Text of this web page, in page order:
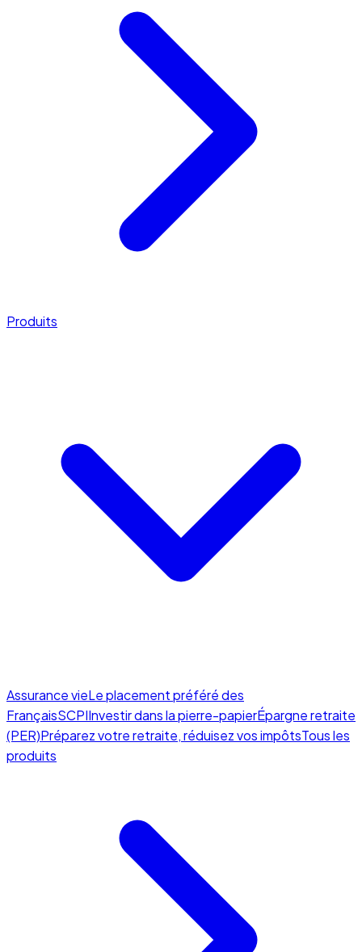
Produits
Assurance vieLe placement préféré des
FrançaisSCPIInvestir dans la pierre-papierÉpargne retraite
(PER)Préparez votre retraite, réduisez vos impôtsTous les
produits